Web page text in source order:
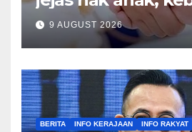
keluarga – Zulkifli
9 AUGUST 2026
BERITA INFO KERAJAAN INFO RAKYAT